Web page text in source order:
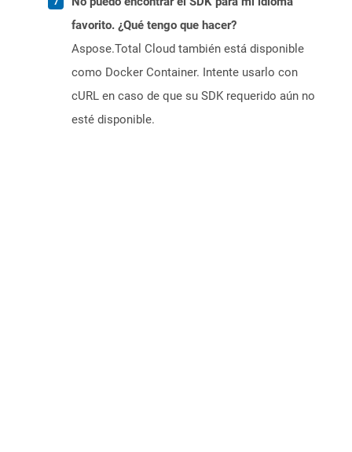
favorito. ¿Qué tengo que hacer?
Aspose.Total Cloud también está disponible
como Docker Container. Intente usarlo con
cURL en caso de que su SDK requerido aún no
esté disponible.